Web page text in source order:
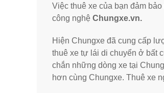
Việc thuê xe của bạn đảm
công nghệ Chungxe.vn.
Hiện Chungxe đã cung cấp
thuê xe tự lái di chuyển ở bất
chắn những dòng xe tại
hơn cùng Chungxe. Thuê xe